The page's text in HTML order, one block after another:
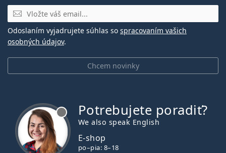
E-mail
Chcem novinky
Odoslaním vyjadrujete súhlas so spracovaním vašich
osobných údajov.
Potrebujete poradiť?
We also speak English
E-shop
po–pia: 8–18